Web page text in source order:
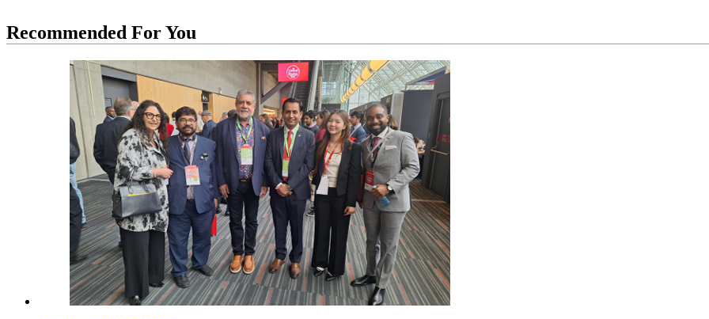
Recommended For You